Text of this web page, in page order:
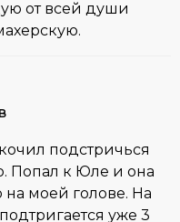
от всей души
подстричься
Попал к Юле и она
на моей голове. На
уже 3